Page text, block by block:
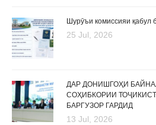
Шурӯъи комиссияи қабул
25 Jul, 2026
ДАР ДОНИШГОҲИ
СОҲИБКОРИИ
БАРГУЗОР ГАРДИД
13 Jul, 2026